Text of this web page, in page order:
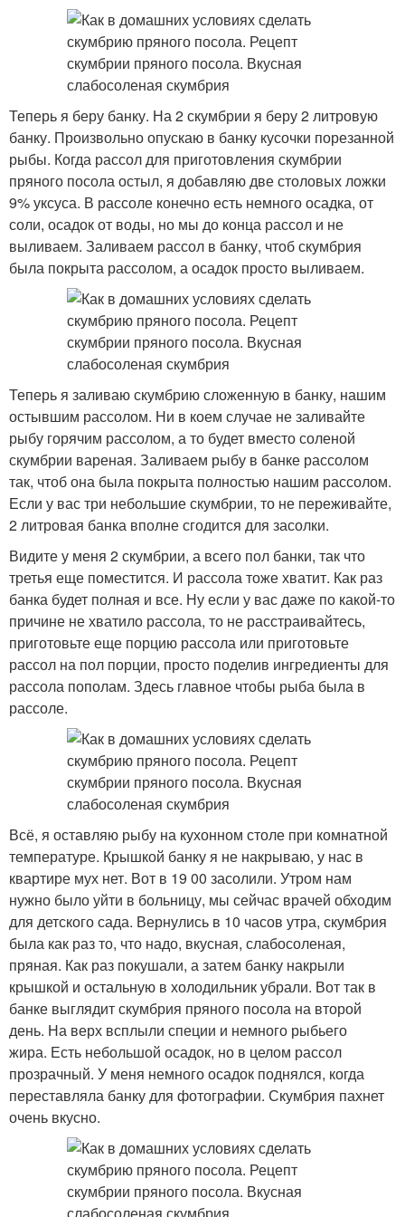
Теперь я беру банку. На 2 скумбрии я беру 2 литровую
банку. Произвольно опускаю в банку кусочки порезанной
рыбы. Когда рассол для приготовления скумбрии
пряного посола остыл, я добавляю две столовых ложки
9% уксуса. В рассоле конечно есть немного осадка, от
соли, осадок от воды, но мы до конца рассол и не
выливаем. Заливаем рассол в банку, чтоб скумбрия
была покрыта рассолом, а осадок просто выливаем.
Теперь я заливаю скумбрию сложенную в банку, нашим
остывшим рассолом. Ни в коем случае не заливайте
рыбу горячим рассолом, а то будет вместо соленой
скумбрии вареная. Заливаем рыбу в банке рассолом
так, чтоб она была покрыта полностью нашим рассолом.
Если у вас три небольшие скумбрии, то не переживайте,
2 литровая банка вполне сгодится для засолки.
Видите у меня 2 скумбрии, а всего пол банки, так что
третья еще поместится. И рассола тоже хватит. Как раз
банка будет полная и все. Ну если у вас даже по какой-то
причине не хватило рассола, то не расстраивайтесь,
приготовьте еще порцию рассола или приготовьте
рассол на пол порции, просто поделив ингредиенты для
рассола пополам. Здесь главное чтобы рыба была в
рассоле.
Всё, я оставляю рыбу на кухонном столе при комнатной
температуре. Крышкой банку я не накрываю, у нас в
квартире мух нет. Вот в 19 00 засолили. Утром нам
нужно было уйти в больницу, мы сейчас врачей обходим
для детского сада. Вернулись в 10 часов утра, скумбрия
была как раз то, что надо, вкусная, слабосоленая,
пряная. Как раз покушали, а затем банку накрыли
крышкой и остальную в холодильник убрали. Вот так в
банке выглядит скумбрия пряного посола на второй
день. На верх всплыли специи и немного рыбьего
жира. Есть небольшой осадок, но в целом рассол
прозрачный. У меня немного осадок поднялся, когда
переставляла банку для фотографии. Скумбрия пахнет
очень вкусно.